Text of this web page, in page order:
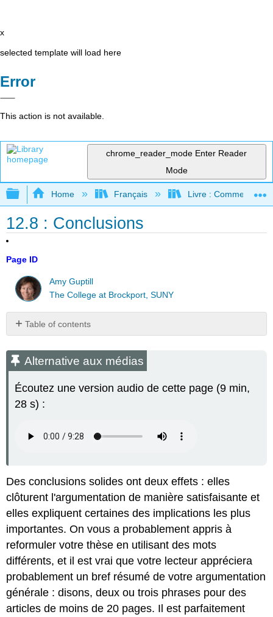
x
selected template will load here
Error
This action is not available.
chrome_reader_mode Enter Reader
Mode
Expand/collapse global hierarchy
Home Français Livre : Comment
12.8 : Conclusions
Page ID
Amy Guptill
The College at Brockport, SUNY
Table of contents
aux
médias
d'entraînement
Attribution
Alternative aux médias
Écoutez une version audio de cette page (9 min,
28 s) :
Des conclusions solides ont deux effets : elles
clôturent l'argumentation de manière satisfaisante et
elles expliquent certaines des implications les plus
importantes. On vous a probablement appris à
reformuler votre thèse en utilisant des mots
différents, et il est vrai que votre lecteur appréciera
probablement un bref résumé de votre argumentation
générale : disons, deux ou trois phrases pour des
articles de moins de 20 pages. Il est parfaitement